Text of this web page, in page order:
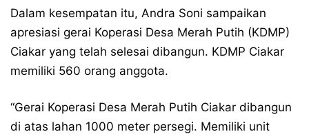
Dalam kesempatan itu, Andra Soni sampaikan
apresiasi gerai Koperasi Desa Merah Putih (KDMP)
Ciakar yang telah selesai dibangun. KDMP Ciakar
memiliki 560 orang anggota.
“Gerai Koperasi Desa Merah Putih Ciakar dibangun
di atas lahan 1000 meter persegi. Memiliki unit